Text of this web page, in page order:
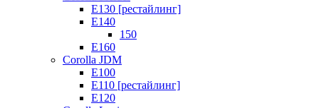
E130 [рестайлинг]
E140
150
E160
Corolla JDM
E100
E110 [рестайлинг]
E120